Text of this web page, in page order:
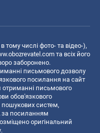
тому числі фото- та відео-),
та всіх його
заборонено.
письмового дозволу
посилання на сайт
отриманні письмового
обов'язкового
пошукових систем,
за посиланням
оригінальний